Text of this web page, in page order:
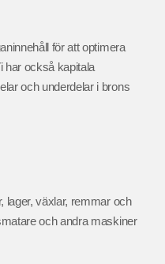
för att optimera
har också kapitala
och underdelar i brons
lager, växlar, remmar och
och andra maskiner